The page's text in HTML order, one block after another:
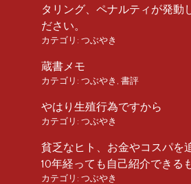
タリング、ペナルティが発動
ださい。
カテゴリ: つぶやき
蔵書メモ
カテゴリ: つぶやき 書評
やはり生殖行為ですから
カテゴリ: つぶやき
貧乏なヒト、お金やコスパを
10年経っても自己紹介できる
カテゴリ: つぶやき